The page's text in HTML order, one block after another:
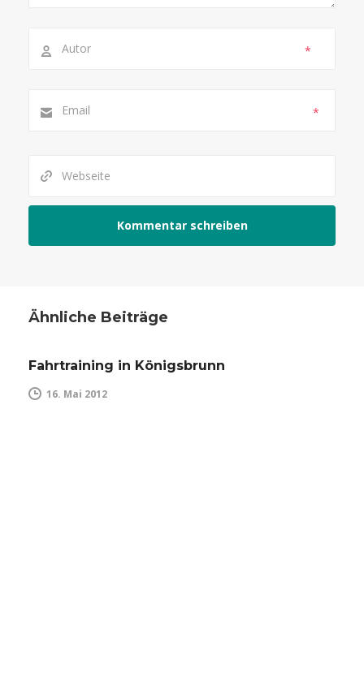
*
*
Ähnliche Beiträge
Fahrtraining in Königsbrunn
16. Mai 2012